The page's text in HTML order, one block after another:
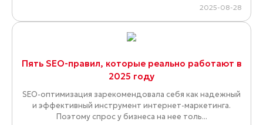
2025-08-28
Пять SEO-правил, которые реально работают в
2025 году
SEO-оптимизация зарекомендовала себя как надежный
и эффективный инструмент интернет-маркетинга.
Поэтому спрос у бизнеса на нее толь...